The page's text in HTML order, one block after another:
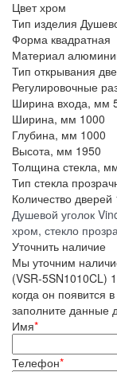
Цвет хром
Тип изделия
Форма квадратная
Материал
Тип открывания
Регулировочные
Ширина входа, мм
Ширина, мм 1000
Глубина, мм 1000
Высота, мм 1950
Толщина стекла,
Тип стекла
Количество дверей
Душевой уголок
хром, стекло
Уточнить наличие
Мы уточним
(VSR-5SN1010CL)
когда он
заполните данные
Имя*
Телефон*